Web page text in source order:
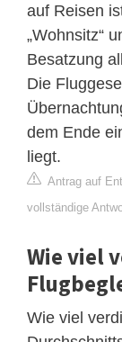
auf Reisen
„Wohnsitz“
Besatzung
Die
dem Ende
liegt.
Antrag auf
vollständige
Wie viel
Wie viel